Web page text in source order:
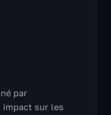
par
sur les